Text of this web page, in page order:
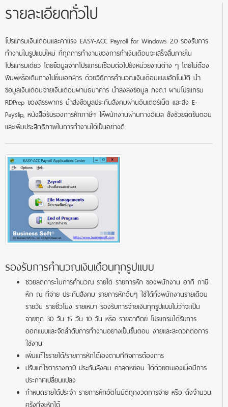
รายละเอียดทั่วไป
โปรแกรมเงินเดือนและค่าแรง EASY-ACC Payroll for Windows 2.0 รองรับการ
ทำงานในรูปแบบใหม่ ที่ทุกการทำงานของการทำเงินเดือนจะเสร็จสิ้นภายใน
โปรแกรมเดียว โดยข้อมูลจากโปรแกรมเชื่อมต่อไปยังหน่วยงานต่าง ๆ โดยไม่ต้อง
พิมพ์หรือเดินทางไปยื่นเอกสาร ด้วยวิธีการคำนวณเงินเดือนแบบอัตโนมัติ นำ
ข้อมูลเงินเดือนจ่ายเงินเดือนผ่านธนาคาร นำส่งส่งข้อมูล ภงด.1 ผ่านโปรแกรม
RDPrep ของสรรพากร นำส่งข้อมูลประกันสังคมผ่านอินเตอร์เน็ต และส่ง E-
Payslip, หนังสือรับรองการหักภาษีฯ ให้พนักงานผ่านทางอีเมล ซึ่งช่วยลดขั้นตอน
และเพิ่มประสิทธิภาพในการทำงานได้เป็นอย่างดี
รองรับการคำนวณเงินเดือนทุกรูปแบบ
ช่วยลดภาระในการคำนวณ รายได้ รายการหัก ของพนักงาน อาทิ ภาษี
หัก ณ ที่จ่าย ประกันสังคม รายการหักอื่นๆ ใช้ได้ทั้งพนักงานรายเดือน
รายวัน รายชั่วโมง รายเหมา รองรับการจ่ายเงินทุกรูปแบบไม่ว่าจะเป็น
จ่ายทุก 30 วัน 15 วัน 10 วัน หรือ รายอาทิตย์ โปรแกรมได้รับการ
ออกแบบและจัดลำดับการทำงานอย่างเป็นขั้นตอน ง่ายและสะดวกต่อการ
ใช้งาน
เพิ่มแก้ไขรายได้/รายการหักได้เองตามที่กิจการต้องการ
ปรับแก้ไขตารางภาษี ประกันสังคม ค่าลดหย่อน ได้ด้วยตนเองเมื่อมีการ
ประกาศเปลี่ยนแปลง
กำหนดรายได้ประจำ รายการหักอัตโนมัติทุกงวดการจ่าย หรือ ตั้งจำนวน